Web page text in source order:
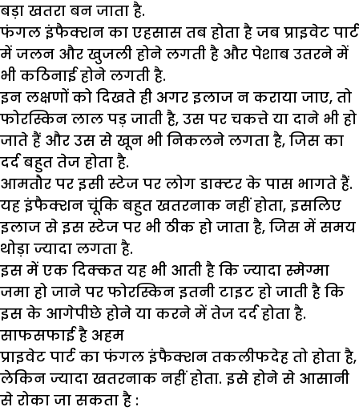
बड़ा खतरा बन जाता है.
फंगल इंफैक्शन का एहसास तब होता है जब प्राइवेट पार्ट
में जलन और खुजली होने लगती है और पेशाब उतरने में
भी कठिनाई होने लगती है.
इन लक्षणों को दिखते ही अगर इलाज न कराया जाए, तो
फोरस्किन लाल पड़ जाती है, उस पर चकत्ते या दाने भी हो
जाते हैं और उस से खून भी निकलने लगता है, जिस का
दर्द बहुत तेज होता है.
आमतौर पर इसी स्टेज पर लोग डाक्टर के पास भागते हैं.
यह इंफैक्शन चूंकि बहुत खतरनाक नहीं होता, इसलिए
इलाज से इस स्टेज पर भी ठीक हो जाता है, जिस में समय
थोड़ा ज्यादा लगता है.
इस में एक दिक्कत यह भी आती है कि ज्यादा स्मेग्मा
जमा हो जाने पर फोरस्किन इतनी टाइट हो जाती है कि
इस के आगेपीछे होने या करने में तेज दर्द होता है.
साफसफाई है अहम
प्राइवेट पार्ट का फंगल इंफैक्शन तकलीफदेह तो होता है,
लेकिन ज्यादा खतरनाक नहीं होता. इसे होने से आसानी
से रोका जा सकता है :